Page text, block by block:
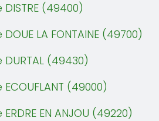
(49400)
LA FONTAINE (49700)
(49430)
(49000)
EN ANJOU (49220)